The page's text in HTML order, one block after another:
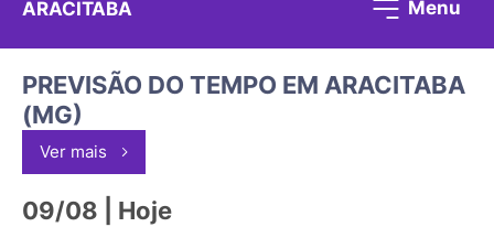
ARACITABA Menu
PREVISÃO DO TEMPO EM ARACITABA
(MG)
Ver mais
09/08 | Hoje